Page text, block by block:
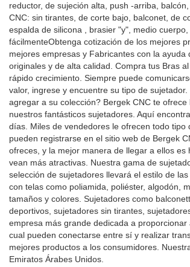
reductor, de sujeción alta, push -arriba,
CNC: sin tirantes, de corte bajo, balconet, de
espalda de silicona , brasier "y", medio
fácilmenteObtenga cotización de los mejores
mejores empresas y Fabricantes con la
originales y de alta calidad. Compra tus Bras
rápido crecimiento. Siempre puede
valor, ingrese y encuentre su tipo de
agregar a su colección? Bergek CNC te
nuestros fantásticos sujetadores. Aquí
días. Miles de vendedores le ofrecen todo
pueden registrarse en el sitio web de Bergek
ofreces, y la mejor manera de llegar a ellos
vean más atractivas. Nuestra gama de
selección de sujetadores llevará el estilo de
con telas como poliamida, poliéster, algodón,
tamaños y colores. Sujetadores como
deportivos, sujetadores sin tirantes,
empresa más grande dedicada a
cual pueden conectarse entre sí y realizar
mejores productos a los consumidores.
Emiratos Árabes Unidos.